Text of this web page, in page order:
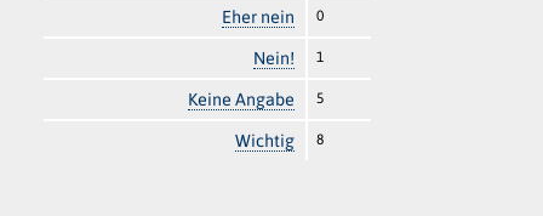
Eher nein 0
Nein! 1
Keine Angabe 5
Wichtig 8